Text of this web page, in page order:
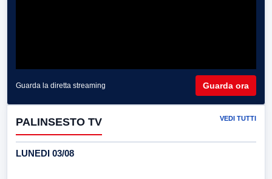
Guarda la diretta streaming Guarda ora
PALINSESTO TV VEDI TUTTI
LUNEDI 03/08